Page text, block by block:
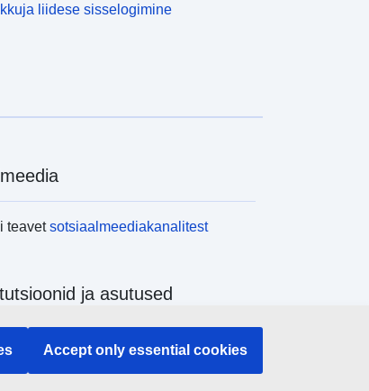
liidese sisselogimine
teavetsotsiaalmeediakanalitest
ja asutused
ELi institutsioone ja ameteid
Accept only essential cookies